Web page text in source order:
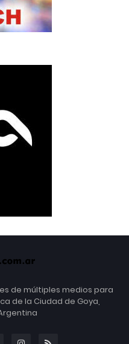
de múltiples medios para
de la Ciudad de Goya,